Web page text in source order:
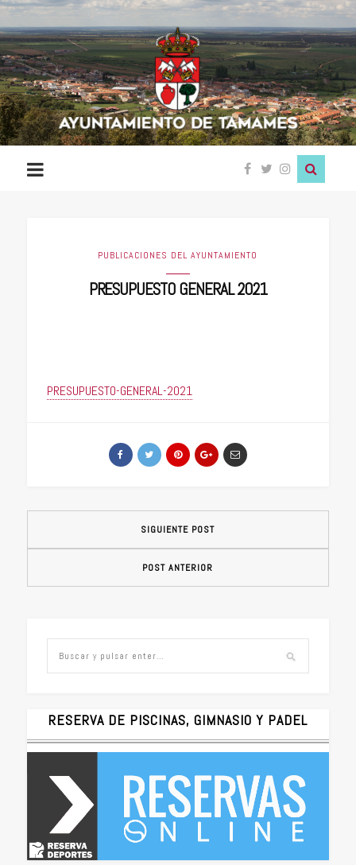
Ayuntamiento
de
Tamames
PUBLICACIONES DEL AYUNTAMIENTO
PRESUPUESTO GENERAL 2021
PRESUPUESTO-GENERAL-2021
SIGUIENTE POST
POST ANTERIOR
RESERVA DE PISCINAS, GIMNASIO Y PADEL